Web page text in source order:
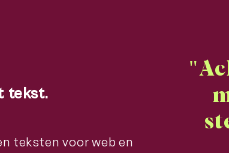
tekst.
teksten voor web en